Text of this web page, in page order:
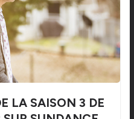
LA SAISON 3 DE